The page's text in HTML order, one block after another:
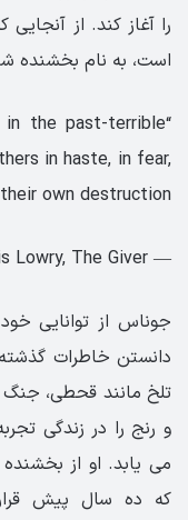
را آغاز کند. از
است، به نام بخشنده
the past-terrible
in haste, in fear,
own destruction”
― Lois Lowry, The Giver
جوناس از توانایی
دانستن خاطرات
تلخ مانند قحطی، جنگ
و رنج را در زندگی
می یابد. او از
که ده سال پیش